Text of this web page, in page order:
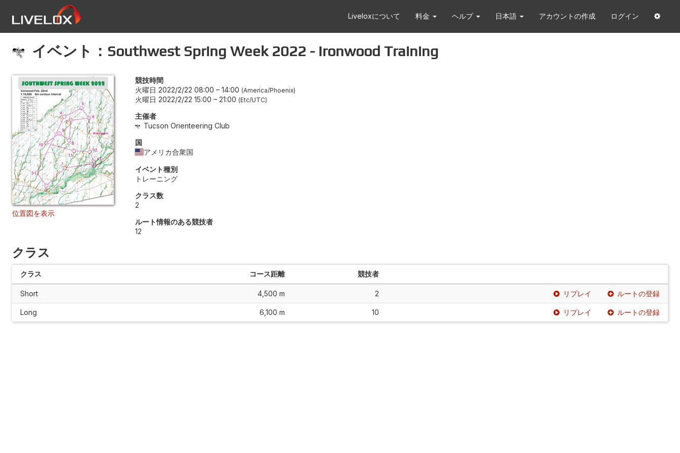
Liveloxについて 料金 ヘルプ 日本語 アカウントの作成 ログイン
イベント：Southwest Spring Week 2022 - Ironwood Training
位置図を表示
競技時間
火曜日 2022/2/22 08:00 – 14:00 America/Phoenix
火曜日 2022/2/22 15:00 – 21:00 Etc/UTC
主催者
Tucson Orienteering Club
国
アメリカ合衆国
イベント種別
トレーニング
クラス数
2
ルート情報のある競技者
12
クラス
クラス コース距離 競技者
Short 4,500 m 2 リプレイ ルートの登録
Long 6,100 m 10 リプレイ ルートの登録